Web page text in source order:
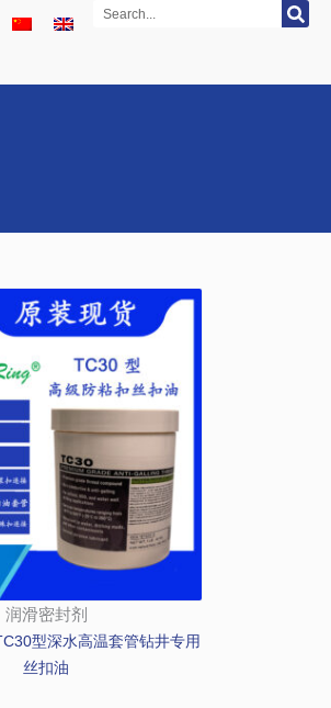
Search
润滑密封剂
型深水高温套管钻井专用
丝扣油